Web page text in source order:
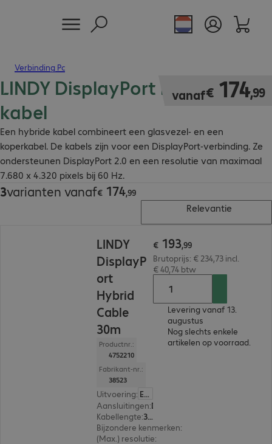
Verbinding Pc
LINDY DisplayPort hybride
kabel
Een hybride kabel combineert een glasvezel- en een
koperkabel. De kabels zijn voor een DisplayPort-verbinding. Ze
ondersteunen DisplayPort 2.0 en een resolutie van maximaal
7.680 x 4.320 pixels bij 60 Hz.
vanaf€ 174,99
€ 174,99
3varianten vanaf€ 174,99
€ 174,99
Relevantie
LINDY
DisplayP
ort
Hybrid
Cable
30m
Productnr.:
4752210
Fabrikant-nr.:
38523
Uitvoering: Europa
Aansluitingen:
Kabellengte: 30 m
Bijzondere kenmerken:
(Max.) resolutie:
€ 193,99
Brutoprijs: € 234,73 incl.
€ 40,74 btw
Levering vanaf 13.
augustus
Nog slechts enkele
artikelen op voorraad.